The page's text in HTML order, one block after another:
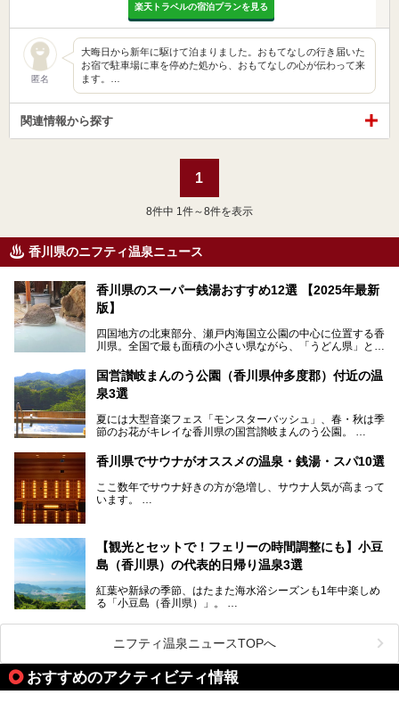
楽天トラベルの宿泊プランを見る
匿名
大晦日から新年に駆けて泊まりました。おもてなしの行き届いた
お宿で駐車場に車を停めた処から、おもてなしの心が伝わって来
ます。…
関連情報から探す
1
8件中 1件～8件を表示
香川県のニフティ温泉ニュース
香川県のスーパー銭湯おすすめ12選 【2025年最新
版】
四国地方の北東部分、瀬戸内海国立公園の中心に位置する香
川県。全国で最も面積の小さい県ながら、「うどん県」とも
オリーブ、和三盆、製塩や醤油など特産品は実にバラエティ
豊か。近年は瀬戸内海の島々を舞台にした「瀬戸内国際芸術
祭」も開催され、アートの県としても知られています。
クアップしました。気になるスーパー銭湯があったら、ぜひ
訪れてみてください！
国営讃岐まんのう公園（香川県仲多度郡）付近の温
泉3選
夏には大型音楽フェス「モンスターバッシュ」、春・秋は季
節のお花がキレイな香川県の国営讃岐まんのう公園。
四国唯一の国営公園であり、広さは東京ディズニーランド７
個分！（350ha）
園内にはキャンプ場もあり、レンタサイクルで外周をぐるっ
と一周することもできます。
そんな国営讃岐まんのう公園は園内に温泉がありません。
つご紹介しますね。
香川県でサウナがオススメの温泉・銭湯・スパ10選
ここ数年でサウナ好きの方が急増し、サウナ人気が高まって
います。
設を紹介します。
ぜひ香川県に住んでいる方や訪れる予定のある方は、香川の
サウナ施設を行ってみましょう！
【観光とセットで！フェリーの時間調整にも】小豆
島（香川県）の代表的日帰り温泉3選
紅葉や新緑の季節、はたまた海水浴シーズンも1年中楽しめ
る「小豆島（香川県）」。
1周すると82kmもあることから、西と東・南と北ではまっ
たく風景がちがいます。
この記事では西・東・中間くらいの位置にある、小豆島を代
表する３つの大人気温泉をご紹介します。
ニフティ温泉ニュースTOPへ
おすすめのアクティビティ情報